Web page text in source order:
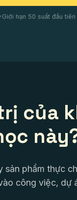
hạn 50 suất đầu tiên
của
sản phẩm thực
công việc, dự